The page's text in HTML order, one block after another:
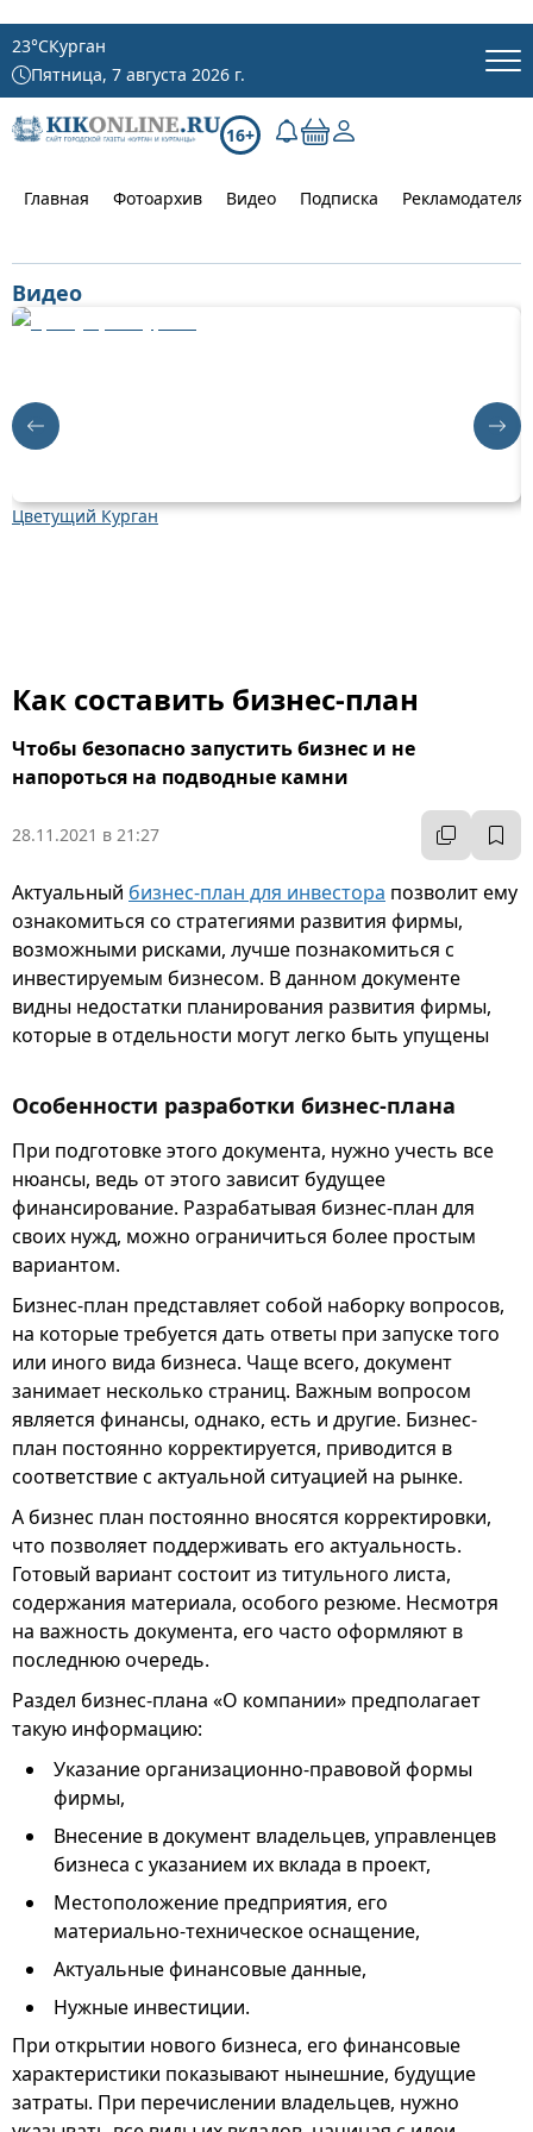
23°CКурган
Пятница, 7 августа 2026 г.
16+
Главная Фотоархив Видео Подписка
Видео
Цветущий Курган
Как составить бизнес-план
Чтобы безопасно запустить бизнес и не
напороться на подводные камни
28.11.2021 в 21:27
Актуальный бизнес-план для инвестора позволит ему
ознакомиться со стратегиями развития фирмы,
возможными рисками, лучше познакомиться с
инвестируемым бизнесом. В данном документе
видны недостатки планирования развития фирмы,
которые в отдельности могут легко быть упущены
Особенности разработки бизнес-плана
При подготовке этого документа, нужно учесть все
нюансы, ведь от этого зависит будущее
финансирование. Разрабатывая бизнес-план для
своих нужд, можно ограничиться более простым
вариантом.
Бизнес-план представляет собой наборку вопросов,
на которые требуется дать ответы при запуске того
или иного вида бизнеса. Чаще всего, документ
занимает несколько страниц. Важным вопросом
является финансы, однако, есть и другие. Бизнес-
план постоянно корректируется, приводится в
соответствие с актуальной ситуацией на рынке.
А бизнес план постоянно вносятся корректировки,
что позволяет поддерживать его актуальность.
Готовый вариант состоит из титульного листа,
содержания материала, особого резюме. Несмотря
на важность документа, его часто оформляют в
последнюю очередь.
Раздел бизнес-плана «О компании» предполагает
такую информацию:
Указание организационно-правовой формы
фирмы,
Внесение в документ владельцев, управленцев
бизнеса с указанием их вклада в проект,
Местоположение предприятия, его
материально-техническое оснащение,
Актуальные финансовые данные,
Нужные инвестиции.
При открытии нового бизнеса, его финансовые
характеристики показывают нынешние, будущие
затраты. При перечислении владельцев, нужно